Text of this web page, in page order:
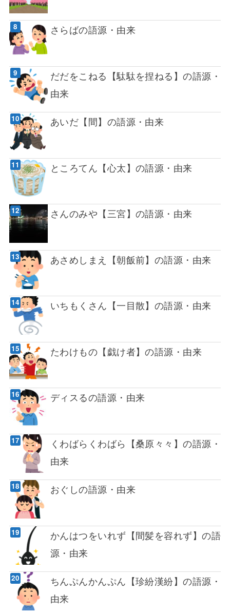
さらばの語源・由来
だだをこねる【駄駄を捏ねる】の語源・
由来
あいだ【間】の語源・由来
ところてん【心太】の語源・由来
さんのみや【三宮】の語源・由来
あさめしまえ【朝飯前】の語源・由来
いちもくさん【一目散】の語源・由来
たわけもの【戯け者】の語源・由来
ディスるの語源・由来
くわばらくわばら【桑原々々】の語源・
由来
おぐしの語源・由来
かんはつをいれず【間髪を容れず】の語
源・由来
ちんぷんかんぷん【珍紛漢紛】の語源・
由来